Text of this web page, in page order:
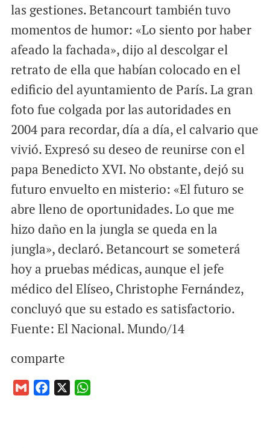
las gestiones. Betancourt también tuvo
momentos de humor: «Lo siento por haber
afeado la fachada», dijo al descolgar el
retrato de ella que habían colocado en el
edificio del ayuntamiento de París. La gran
foto fue colgada por las autoridades en
2004 para recordar, día a día, el calvario que
vivió. Expresó su deseo de reunirse con el
papa Benedicto XVI. No obstante, dejó su
futuro envuelto en misterio: «El futuro se
abre lleno de oportunidades. Lo que me
hizo daño en la jungla se queda en la
jungla», declaró. Betancourt se someterá
hoy a pruebas médicas, aunque el jefe
médico del Elíseo, Christophe Fernández,
concluyó que su estado es satisfactorio.
Fuente: El Nacional. Mundo/14
comparte